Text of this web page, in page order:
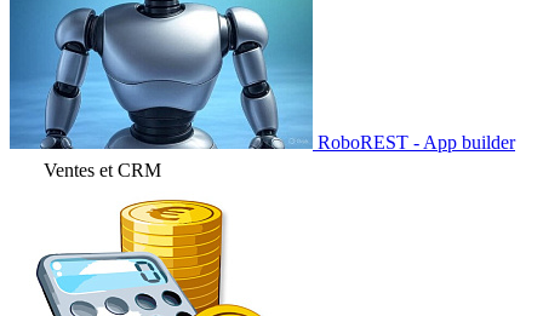
RoboREST - App builder
Ventes et CRM